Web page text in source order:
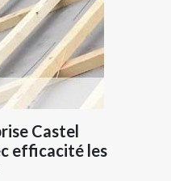
Castel
efficacité les